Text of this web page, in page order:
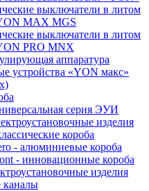
выключатели в литом
MAX MGS
выключатели в литом
PRO MNX
аппаратура
устройства «YON макс»
серия ЭУИ
изделия
короба
- алюминиевые короба
- инновационные короба
изделия
каналы